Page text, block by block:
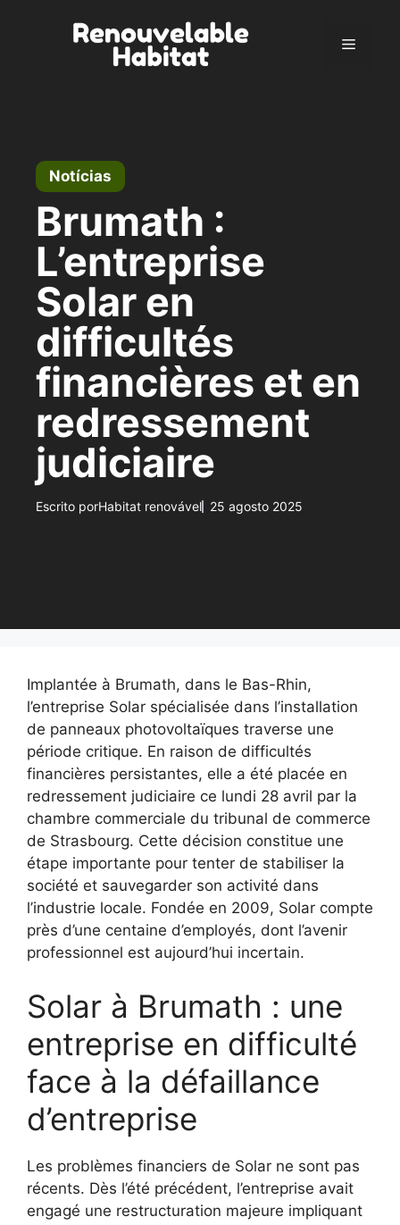
Menu
Notícias
Brumath :
L’entreprise
Solar en
difficultés
financières et en
redressement
judiciaire
Escrito porHabitat renovável 25 agosto 2025
Implantée à Brumath, dans le Bas-Rhin,
l’entreprise Solar spécialisée dans l’installation
de panneaux photovoltaïques traverse une
période critique. En raison de difficultés
financières persistantes, elle a été placée en
redressement judiciaire ce lundi 28 avril par la
chambre commerciale du tribunal de commerce
de Strasbourg. Cette décision constitue une
étape importante pour tenter de stabiliser la
société et sauvegarder son activité dans
l’industrie locale. Fondée en 2009, Solar compte
près d’une centaine d’employés, dont l’avenir
professionnel est aujourd’hui incertain.
Solar à Brumath : une
entreprise en difficulté
face à la défaillance
d’entreprise
Les problèmes financiers de Solar ne sont pas
récents. Dès l’été précédent, l’entreprise avait
engagé une restructuration majeure impliquant